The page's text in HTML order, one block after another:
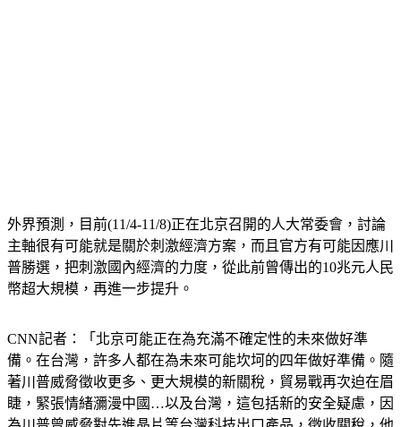
主軸很有可能就是關於刺激經濟方案，而且官方有可能因應川
普勝選，把刺激國內經濟的力度，從此前曾傳出的10兆元人民
幣超大規模，再進一步提升。
備。在台灣，許多人都在為未來可能坎坷的四年做好準備。隨
著川普威脅徵收更多、更大規模的新關稅，貿易戰再次迫在眉
睫，緊張情緒瀰漫中國…以及台灣，這包括新的安全疑慮，因
為川普曾威脅對先進晶片等台灣科技出口產品，徵收關稅，他